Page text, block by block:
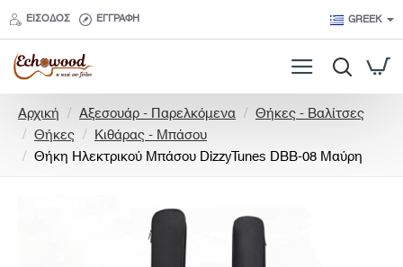
ΕΊΣΟΔΟΣ ΕΓΓΡΑΦΉ GREEK
Αρχική
o
m
Αξεσουάρ - Παρελκόμενα
Θήκες - Βαλίτσες
Θήκες
Κιθάρας - Μπάσου
Θήκη Ηλεκτρικού Μπάσου DizzyTunes DBB-08 Μαύρη